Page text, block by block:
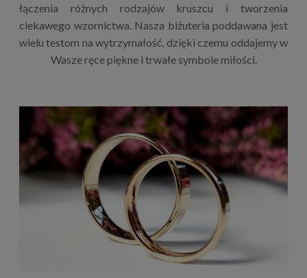
łączenia różnych rodzajów kruszcu i tworzenia
ciekawego wzornictwa. Nasza biżuteria poddawana jest
wielu testom na wytrzymałość, dzięki czemu oddajemy w
Wasze ręce piękne i trwałe symbole miłości.